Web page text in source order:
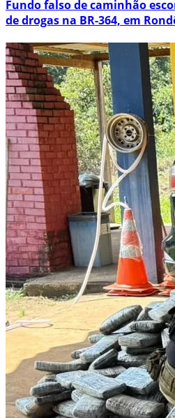
Fundo falso de caminhão
de drogas na BR-364, em